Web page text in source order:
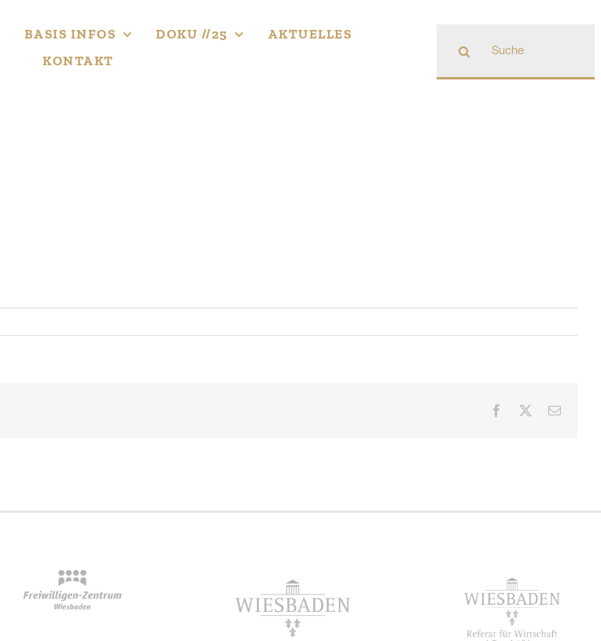
BASIS INFOS DOKU //25
AKTUELLES
KONTAKT
nach:
Facebook